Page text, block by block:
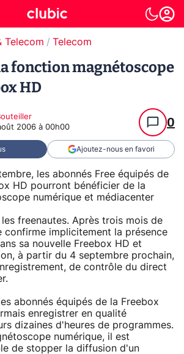
Telecom Telecom
fonction magnétoscope
HD
2006 à 00h00 0
Ajoutez-nous en favori
les abonnés Free équipés de
HD pourront bénéficier de la
numérique et médiacenter
freenautes. Après trois mois de
confirme implicitement la présence
sa nouvelle Freebox HD et
à partir du 4 septembre prochain,
de contrôle du direct
abonnés équipés de la Freebox
enregistrer en qualité
dizaines d'heures de programmes.
numérique, il est
de stopper la diffusion d'un